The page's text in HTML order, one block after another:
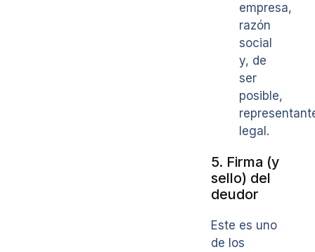
empresa,
razón
social
y, de
ser
posible,
legal.
5. Firma (y
sello) del
deudor
Este es uno
de los